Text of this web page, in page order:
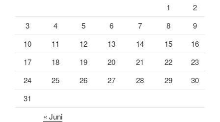
1
2
3
4 5 6 7 8
9
10
11 12 13 14 15
16
17
18 19 20 21 22
23
24
25 26 27 28 29
30
31
« Juni